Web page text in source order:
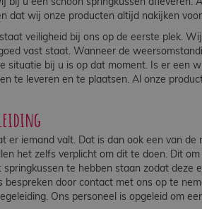
bij u een schoon springkussen afleveren.
dat wij onze producten altijd nakijken
veiligheid bij ons op de eerste plek.
vast staat. Wanneer de
situatie bij u is op dat moment. Is er een
te leveren en te plaatsen. Al onze
er iemand valt. Dat is dan ook een van
het zelfs verplicht om dit te doen. Dit
te hebben staan zodat deze
bespreken door contact met ons op te
Ons personeel is opgeleid om